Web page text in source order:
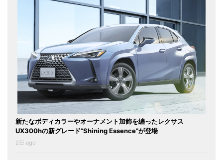
新たなボディカラーやオーナメント加飾を纏ったレクサス
UX300hの新グレード“Shining Essence”が登場
2日 ago